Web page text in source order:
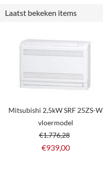
Laatst bekeken items
Mitsubishi 2,5kW SRF 25ZS-W
vloermodel
€1.776,28
€939,00